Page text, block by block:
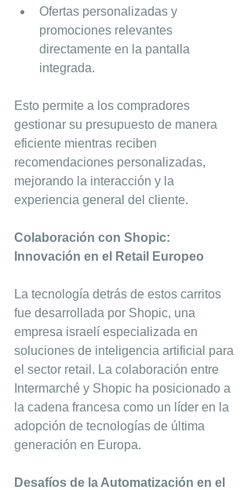
Ofertas personalizadas y
promociones relevantes
directamente en la pantalla
integrada.
Esto permite a los compradores
gestionar su presupuesto de manera
eficiente mientras reciben
recomendaciones personalizadas,
mejorando la interacción y la
experiencia general del cliente.
Colaboración con Shopic:
Innovación en el Retail Europeo
La tecnología detrás de estos carritos
fue desarrollada por Shopic, una
empresa israelí especializada en
soluciones de inteligencia artificial para
el sector retail. La colaboración entre
Intermarché y Shopic ha posicionado a
la cadena francesa como un líder en la
adopción de tecnologías de última
generación en Europa.
Desafíos de la Automatización en el